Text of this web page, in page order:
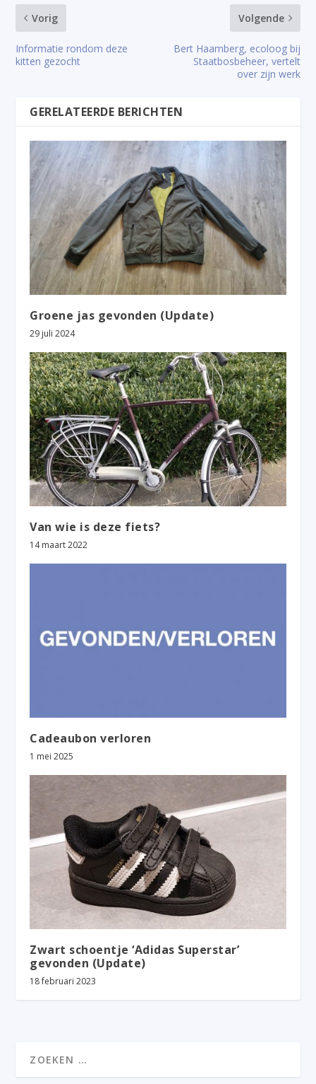
Vorig
Informatie rondom deze
kitten gezocht
Volgende
Bert Haamberg, ecoloog bij
Staatbosbeheer, vertelt
over zijn werk
GERELATEERDE BERICHTEN
Groene jas gevonden (Update)
29 juli 2024
Van wie is deze fiets?
14 maart 2022
Cadeaubon verloren
1 mei 2025
Zwart schoentje ‘Adidas Superstar’
gevonden (Update)
18 februari 2023